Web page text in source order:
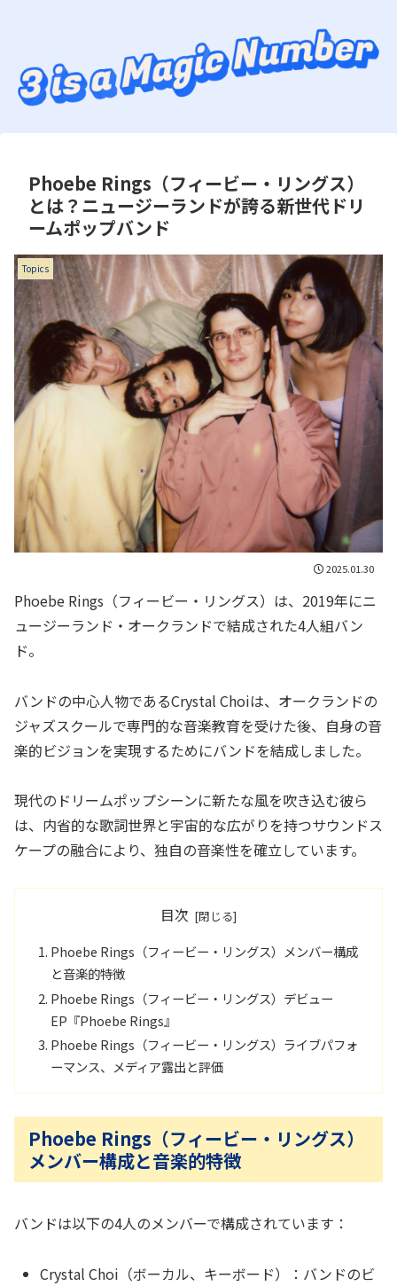
Phoebe Rings（フィービー・リングス）
とは？ニュージーランドが誇る新世代ドリ
ームポップバンド
Topics
2025.01.30
Phoebe Rings（フィービー・リングス）は、2019年にニ
ュージーランド・オークランドで結成された4人組バン
ド。
バンドの中心人物であるCrystal Choiは、オークランドの
ジャズスクールで専門的な音楽教育を受けた後、自身の音
楽的ビジョンを実現するためにバンドを結成しました。
現代のドリームポップシーンに新たな風を吹き込む彼ら
は、内省的な歌詞世界と宇宙的な広がりを持つサウンドス
ケープの融合により、独自の音楽性を確立しています。
目次
Phoebe Rings（フィービー・リングス）メンバー構成
と音楽的特徴
Phoebe Rings（フィービー・リングス）デビュー
EP『Phoebe Rings』
Phoebe Rings（フィービー・リングス）ライブパフォ
ーマンス、メディア露出と評価
Phoebe Rings（フィービー・リングス）
メンバー構成と音楽的特徴
バンドは以下の4人のメンバーで構成されています：
Crystal Choi（ボーカル、キーボード）：バンドのビ